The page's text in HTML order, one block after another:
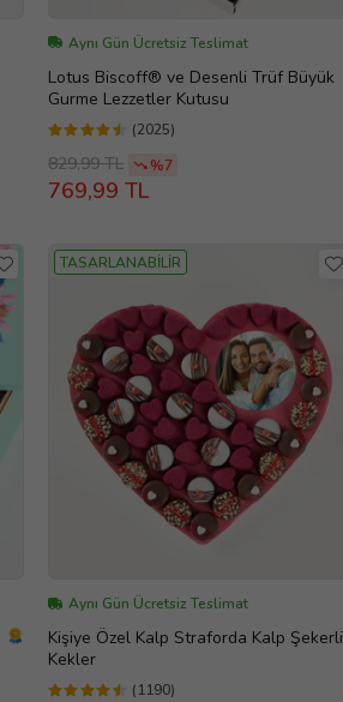
Aynı Gün Ücretsiz Teslimat
Lotus Biscoff® ve Desenli Trüf Büyük
Gurme Lezzetler Kutusu
(2025)
829,99 TL %7
769,99 TL
TASARLANABİLİR
Aynı Gün Ücretsiz Teslimat
Kişiye Özel Kalp Straforda Kalp Şekerli
Kekler
(1190)